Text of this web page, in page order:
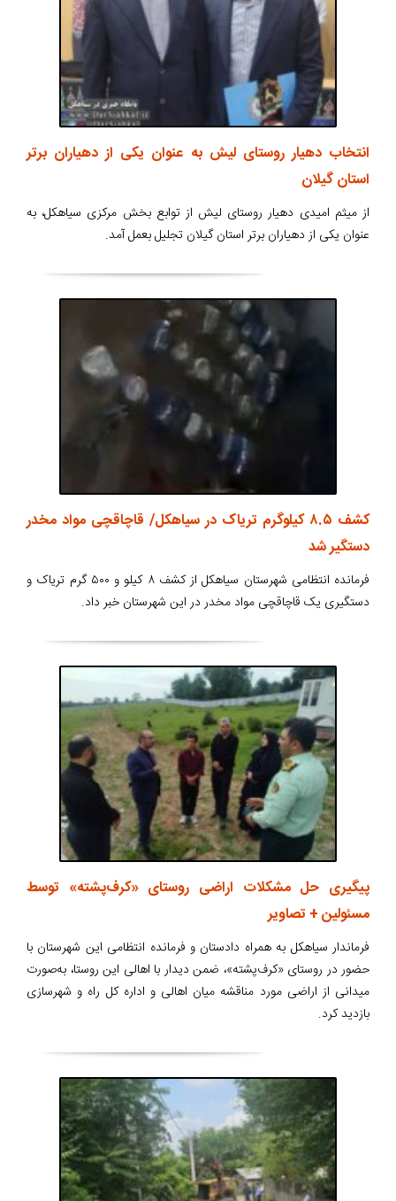
انتخاب دهیار روستای لیش به عنوان یکی از دهیاران برتر
استان گیلان
از میثم امیدی دهیار روستای لیش از توابع بخش مرکزی سیاهکل، به
عنوان یکی از دهیاران برتر استان گیلان تجلیل بعمل آمد.
کشف ۸.۵ کیلوگرم تریاک در سیاهکل/ قاچاقچی مواد مخدر
دستگیر شد
فرمانده انتظامی شهرستان سیاهکل از کشف ۸ کیلو و ۵۰۰ گرم تریاک و
دستگیری یک قاچاقچی مواد مخدر در این شهرستان خبر داد.
پیگیری حل مشکلات اراضی روستای «کرف‌پشته» توسط
مسئولین + تصاویر
فرماندار سیاهکل به همراه دادستان و فرمانده انتظامی این شهرستان با
حضور در روستای «کرف‌پشته»، ضمن دیدار با اهالی این روستا، به‌صورت
میدانی از اراضی مورد مناقشه میان اهالی و اداره کل راه و شهرسازی
بازدید کرد.